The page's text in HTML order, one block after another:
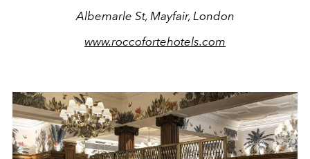
Albemarle St, Mayfair, London
www.roccofortehotels.com